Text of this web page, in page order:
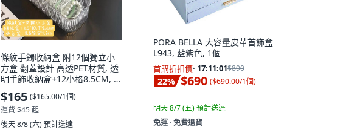
條紋手鐲收納盒 附12個獨立小
方盒 翻蓋設計 高透PET材質, 透
明手飾收納盒+12小格8.5CM, 1
個
$165 ($165.00/1個)
運費 $45 起
後天 8/8 (六) 預計送達
PORA BELLA 大容量皮革首飾盒
L943, 藍紫色, 1個
首購折扣價· 17:11:00$890
22% $690 ($690.00/1個)
明天 8/7 (五)預計送達
免運 ∙ 免費退貨